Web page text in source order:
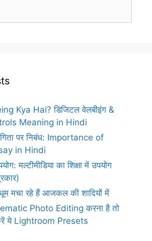
Kya Hai? डिजिटल वेलबीइंग &
Meaning in Hindi
पर निबंध: Importance of
in Hindi
मल्टीमीडिया का शिक्षा में उपयोग
धूम मचा रहे हैं आजकल की शादियों में
Photo Editing करना है तो
ये Lightroom Presets